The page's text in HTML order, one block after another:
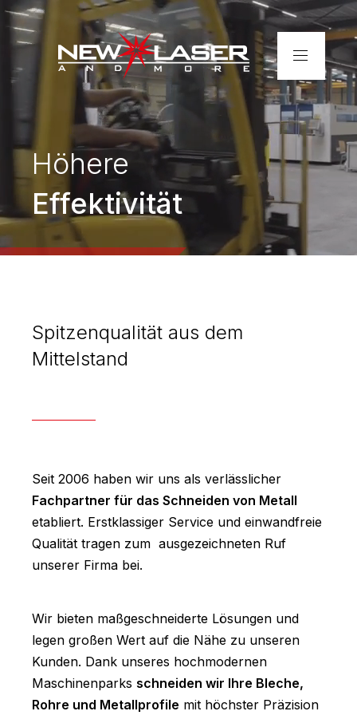
Home
Unternehmen
Leistungen
Realisationen
schnell & präzise
Höhere
Effektivität
Spitzenqualität aus dem
Mittelstand
Seit 2006 haben wir uns als verlässlicher
Fachpartner für das Schneiden von Metall
etabliert. Erstklassiger Service und einwandfreie
Qualität tragen zum ausgezeichneten Ruf
unserer Firma bei.
Wir bieten maßgeschneiderte Lösungen und
legen großen Wert auf die Nähe zu unseren
Kunden. Dank unseres hochmodernen
Maschinenparks schneiden wir Ihre Bleche,
Rohre und Metallprofile mit höchster Präzision